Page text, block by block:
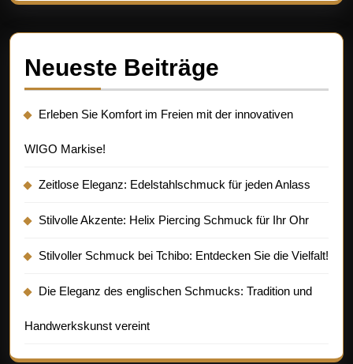
Neueste Beiträge
Erleben Sie Komfort im Freien mit der innovativen
WIGO Markise!
Zeitlose Eleganz: Edelstahlschmuck für jeden Anlass
Stilvolle Akzente: Helix Piercing Schmuck für Ihr Ohr
Stilvoller Schmuck bei Tchibo: Entdecken Sie die Vielfalt!
Die Eleganz des englischen Schmucks: Tradition und
Handwerkskunst vereint